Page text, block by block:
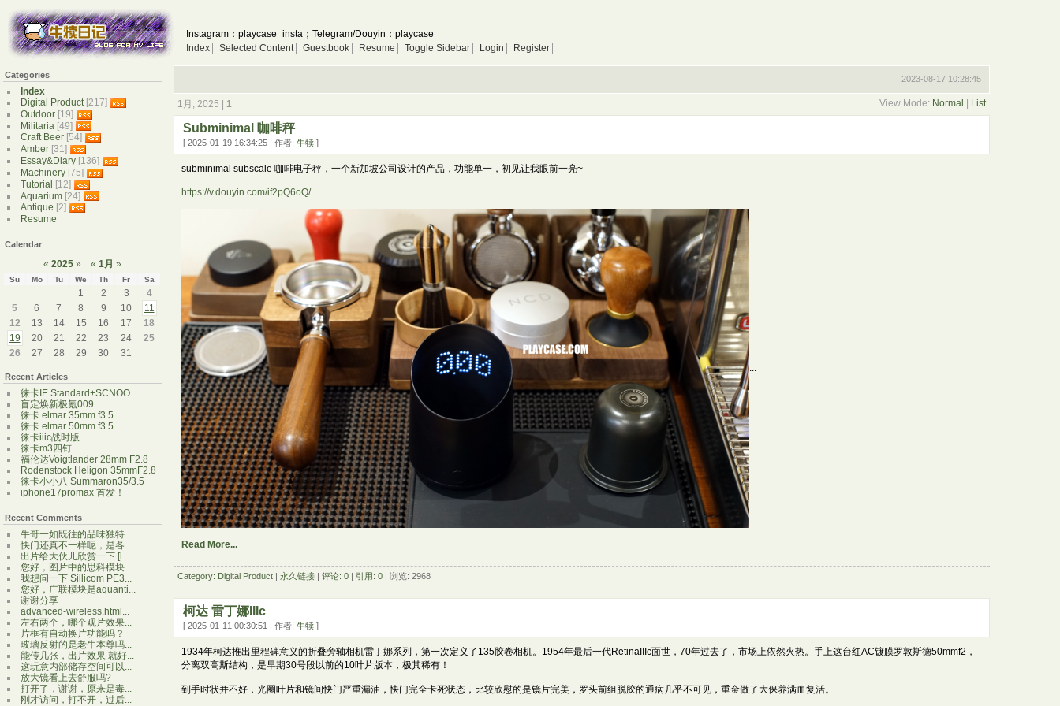
Instagram：playcase_insta；Telegram/Douyin：playcase
Index
Selected Content Guestbook Resume Toggle Sidebar Login Register
2023-08-17 10:28:45
View Mode: Normal List
1月, 2025 | 1
Subminimal 咖啡秤
[ 2025-01-19 16:34:25 | 作者: 牛犊 ]
subminimal subscale 咖啡电子秤，一个新加坡公司设计的产品，功能单一，初见让我眼前一亮~
https://v.douyin.com/if2pQ6oQ/
Read More...
Category: Digital Product | 永久链接 | 评论: 0 | 引用: 0 | 浏览: 2968
柯达 雷丁娜IIIc
[ 2025-01-11 00:30:51 | 作者: 牛犊 ]
1934年柯达推出里程碑意义的折叠旁轴相机雷丁娜系列，第一次定义了135胶卷相机。1954年最后一代RetinaIIIc面世，70年过去了，市场上依然火热。手上这台红AC镀膜罗敦斯德50mmf2，
分离双高斯结构，是早期30号段以前的10叶片版本，极其稀有！
到手时状并不好，光圈叶片和镜间快门严重漏油，快门完全卡死状态，比较欣慰的是镜片完美，罗头前组脱胶的通病几乎不可见，重金做了大保养满血复活。
Categories
Index
Digital Product[217]
Outdoor [19]
Militaria [49]
Craft Beer [54]
Amber [31]
Essay&Diary [136]
Machinery [75]
Tutorial [12]
Aquarium [24]
Antique [2]
Resume
Calendar
« 2025 » « 1月 »
Su Mo Tu We Th Fr Sa
1 2 3
4
5
6 7 8 9 10
11
12
13 14 15 16 17
18
19
20 21 22 23 24
25
26
27 28 29 30 31
Recent Articles
徕卡IE Standard+SCNOO
盲定焕新极氪009
徕卡 elmar 35mm f3.5
徕卡 elmar 50mm f3.5
徕卡iiic战时版
徕卡m3四钉
福伦达Voigtlander 28mm F2.8
Rodenstock Heligon 35mmF2.8
徕卡小小八 Summaron35/3.5
iphone17promax 首发！
Recent Comments
牛哥一如既往的品味独特 ...
快门还真不一样呢，是各...
出片给大伙儿欣赏一下 [l...
您好，图片中的思科模块...
我想问一下 Sillicom PE3...
您好，广联模块是aquanti...
谢谢分享
advanced-wireless.html...
左右两个，哪个观片效果...
片框有自动换片功能吗？
玻璃反射的是老牛本尊吗...
能传几张，出片效果 就好...
这玩意内部储存空间可以...
放大镜看上去舒服吗?
打开了，谢谢，原来是毒...
刚才访问，打不开，过后...